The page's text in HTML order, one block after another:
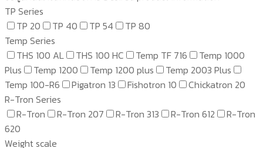
TP Series
TP 20
TP 40 TP 54
TP 80
Temp Series
THS 100 AL
THS 100 HC Temp TF 716
Temp 1000
Plus
Temp 1200 Temp 1200 plus
Temp 2003 Plus
Temp 100-R6
Pigatron 13 Fishotron 10
Chickatron 20
R-Tron Series
R-Tron
R-Tron 207 R-Tron 313 R-Tron 612
R-Tron
620
Weight scale